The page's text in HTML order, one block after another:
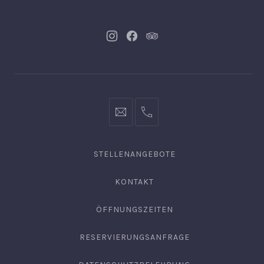
NeuesNeuesNeues
info@hofgut-0049747196019210
STELLENANGEBOTE
KONTAKT
ÖFFNUNGSZEITEN
RESERVIERUNGSANFRAGE